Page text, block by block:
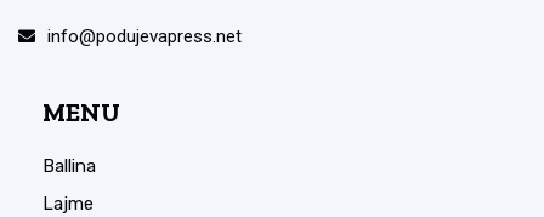
info@podujevapress.net
MENU
Ballina
Lajme